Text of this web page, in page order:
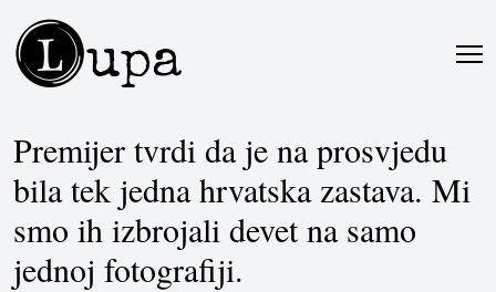
Lupa
Premijer tvrdi da je na prosvjedu
bila tek jedna hrvatska zastava. Mi
smo ih izbrojali devet na samo
jednoj fotografiji.